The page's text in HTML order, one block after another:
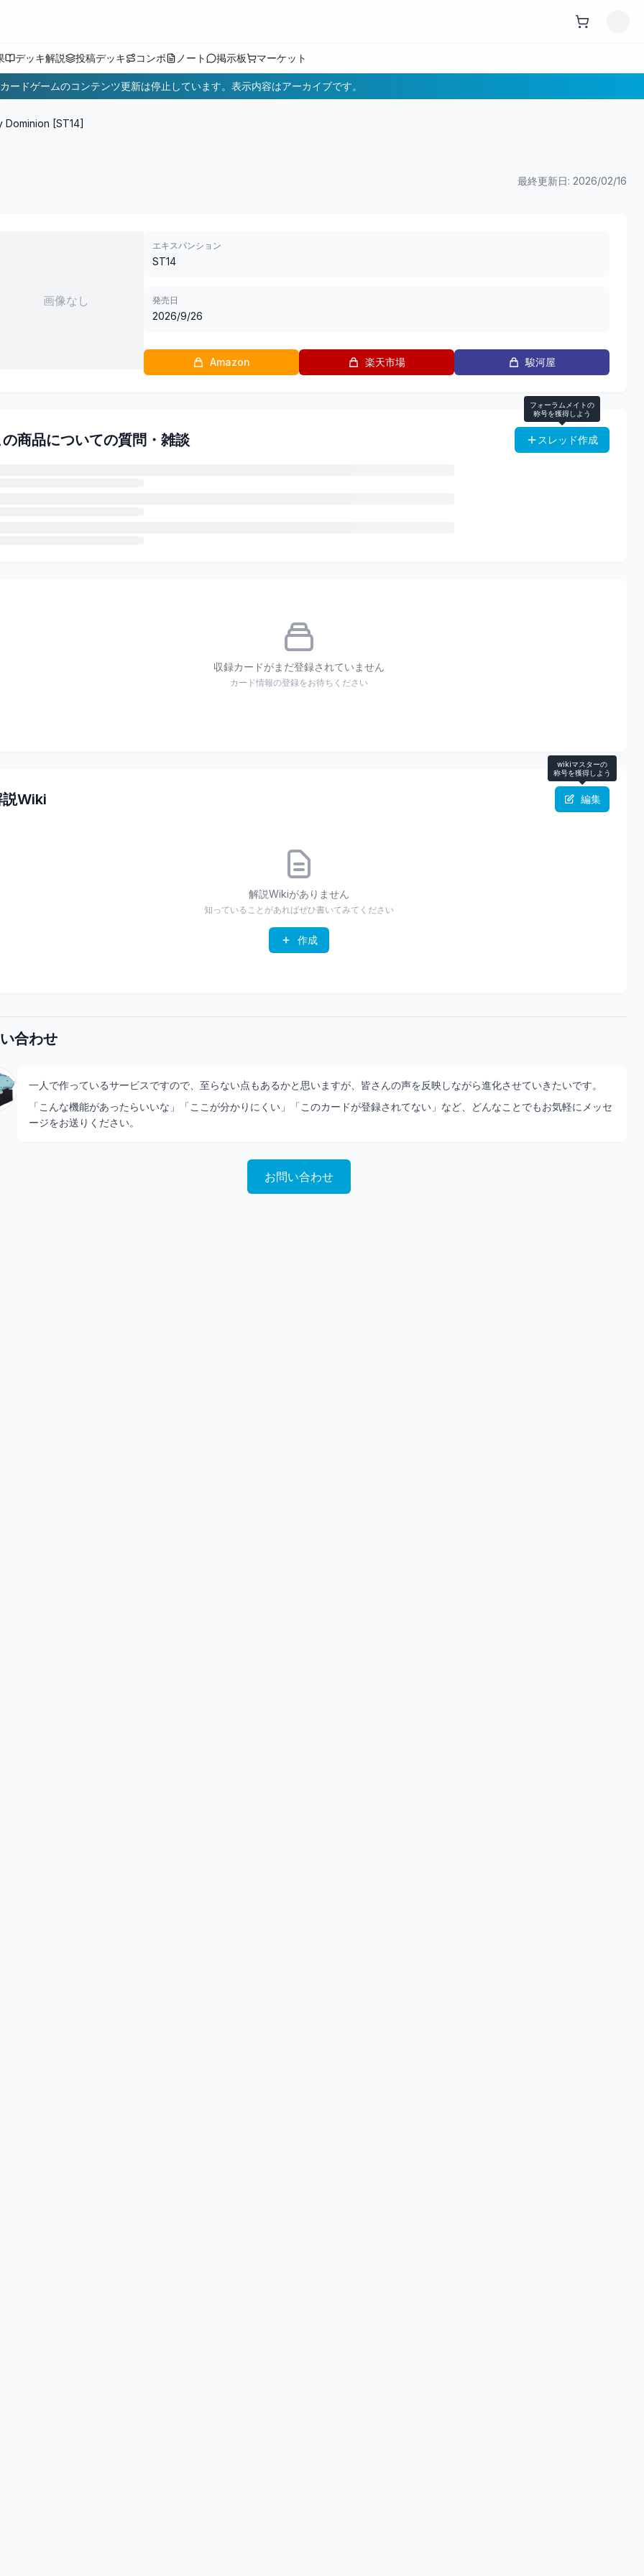
デッキ解説 投稿デッキ コンボ ノート 掲示板 マーケット
ードゲームのコンテンツ更新は停止しています。表示内容はアーカイブです。
Dominion [ST14]
最終更新日: 2026/02/16
画像なし
エキスパンション
ST14
発売日
2026/9/26
Amazon 楽天市場 駿河屋
商品についての質問・雑談
フォーラムメイトの
称号を獲得しよう
スレッド作成
収録カードがまだ登録されていません
カード情報の登録をお待ちください
説Wiki
wikiマスターの
称号を獲得しよう
編集
解説Wikiがありません
知っていることがあればぜひ書いてみてください
作成
合わせ
一人で作っているサービスですので、至らない点もあるかと思いますが、皆さんの声を反映しながら進化させていきたいです。
「こんな機能があったらいいな」「ここが分かりにくい」「このカードが登録されてない」など、どんなことでもお気軽にメッセ
ージをお送りください。
お問い合わせ